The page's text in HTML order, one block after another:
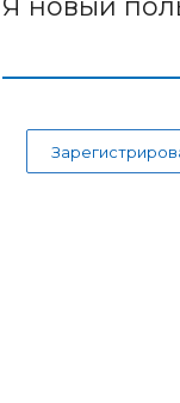
Я новый